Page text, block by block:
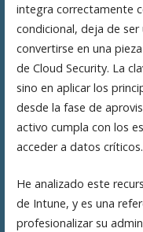
integra correctamente
condicional, deja de
convertirse en una
de Cloud Security. La
sino en aplicar los
desde la fase de
activo cumpla con los
acceder a datos críticos.
He analizado este
de Intune, y es una
profesionalizar su